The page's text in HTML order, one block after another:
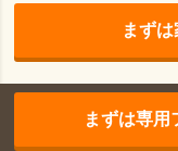
まず
まずは専用